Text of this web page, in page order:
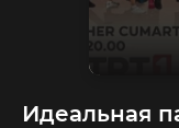
Идеальная